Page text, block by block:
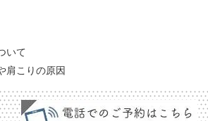
いて
肩こりの原因